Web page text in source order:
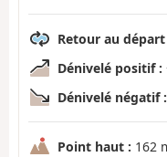
Retour au départ
Dénivelé positif :
Dénivelé négatif :
Point haut : 162